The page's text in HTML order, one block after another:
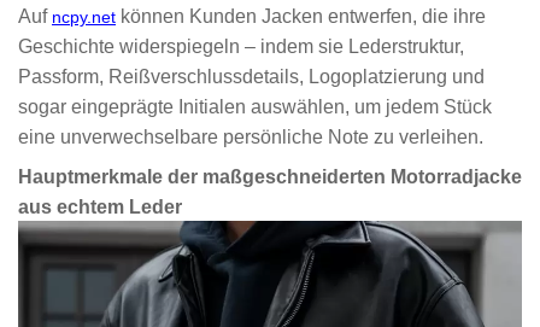
Auf ncpy.net können Kunden Jacken entwerfen, die ihre
Geschichte widerspiegeln – indem sie Lederstruktur,
Passform, Reißverschlussdetails, Logoplatzierung und
sogar eingeprägte Initialen auswählen, um jedem Stück
eine unverwechselbare persönliche Note zu verleihen.
Hauptmerkmale der maßgeschneiderten Motorradjacke
aus echtem Leder